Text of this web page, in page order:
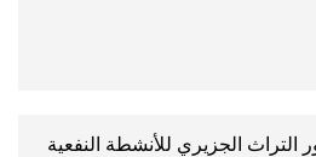
التراث الجزيري للأنشطة النفعية